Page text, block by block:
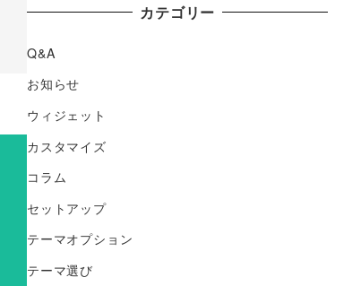
カテゴリー
Q&A
お知らせ
ウィジェット
カスタマイズ
コラム
セットアップ
テーマオプション
テーマ選び